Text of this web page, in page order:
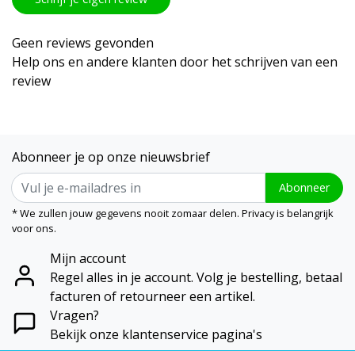
Geen reviews gevonden
Help ons en andere klanten door het schrijven van een
review
Abonneer je op onze nieuwsbrief
Abonneer
* We zullen jouw gegevens nooit zomaar delen. Privacy is belangrijk
voor ons.
Mijn account
Regel alles in je account. Volg je bestelling, betaal
facturen of retourneer een artikel.
Vragen?
Bekijk onze klantenservice pagina's